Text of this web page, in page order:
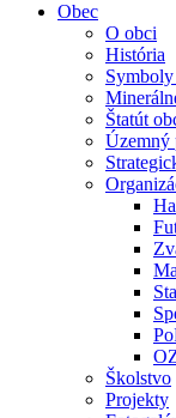
Obec
O obci
História
Štatút
Územný
Školstvo
Projekty